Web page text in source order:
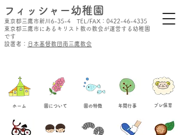
​フィッシャー幼稚園
東京都三鷹市新川6-35-4 TEL/FAX：0422-46-4335
東京都三鷹市にあるキリスト教の教会が運営する幼稚園
です
設置者： 日本基督教団南三鷹教会
ホーム ​園について ​園の特徴 ​年間行事 ​プレ保育